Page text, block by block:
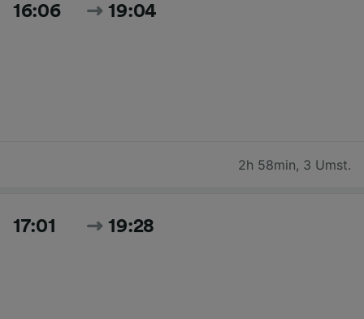
16:06 19:04
2h 58min, 3 Umst.
17:01 19:28